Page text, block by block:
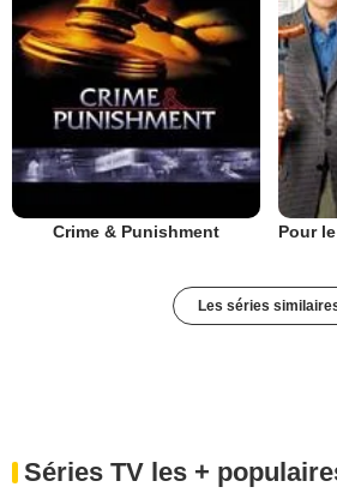
Crime & Punishment Pour
Les séries
Séries TV les +